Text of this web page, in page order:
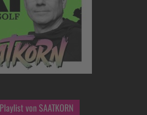
von SAATKORN